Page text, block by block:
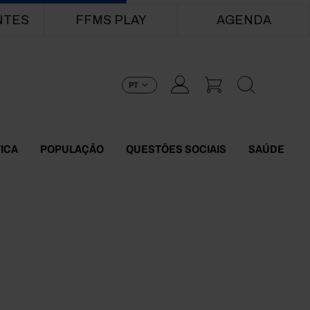
FFMS PLAY AGENDA
PT
POPULAÇÃO QUESTÕES SOCIAIS SAÚDE